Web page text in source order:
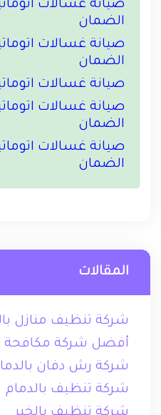
صيانة غسالات
الضمان
صيانة غسالات
الضمان
صيانة غسالات
صيانة غسالات
الضمان
صيانة غسالات
الضمان
المقالات
شركة تنظيف منازل
أفضل شركة مكافحة
شركة رش دفان
شركة تنظيف بالدمام